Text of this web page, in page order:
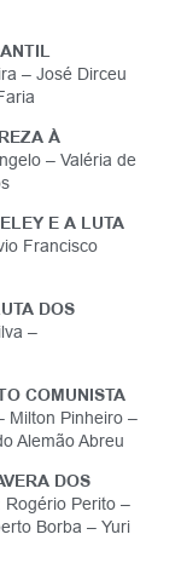
– José Dirceu
À
– Valéria de
E A LUTA
Francisco
DOS
–
COMUNISTA
Milton Pinheiro –
Alemão Abreu
DOS
Rogério Perito –
Borba – Yuri